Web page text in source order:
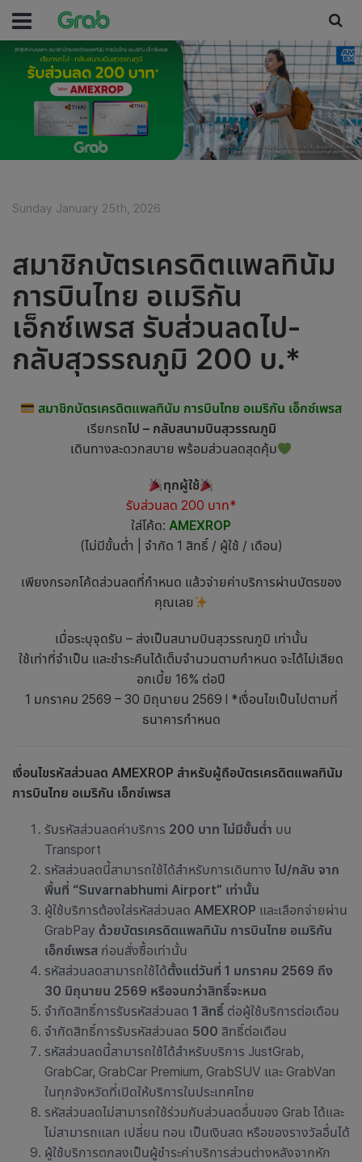
Sunday January 25th, 2026
สมาชิกบัตรเครดิตแพลทินัม
การบินไทย อเมริกัน
เอ็กซ์เพรส รับส่วนลดไป-
กลับสุวรรณภูมิ 200 บ.*
สมาชิกบัตรเครดิตแพลทินัม การบินไทย อเมริกัน เอ็กซ์เพรส
เรียกรถไป – กลับสนามบินสุวรรณภูมิ
เดินทางสะดวกสบาย พร้อมส่วนลดสุดคุ้ม
ทุกผู้ใช้
รับส่วนลด 200 บาท*
ใส่โค้ด: AMEXROP
(ไม่มีขั้นต่ำ | จำกัด 1 สิทธิ์ / ผู้ใช้ / เดือน)
เพียงกรอกโค้ดส่วนลดที่กำหนด แล้วจ่ายค่าบริการผ่านบัตรของ
คุณเลย
เมื่อระบุจุดรับ – ส่งเป็นสนามบินสุวรรณภูมิ เท่านั้น
ใช้เท่าที่จำเป็น และชำระคืนได้เต็มจำนวนตามกำหนด จะได้ไม่เสียด
อกเบี้ย 16% ต่อปี
1 มกราคม 2569 – 30 มิถุนายน 2569 l *เงื่อนไขเป็นไปตามที่
ธนาคารกำหนด
เงื่อนไขรหัสส่วนลด AMEXROP สำหรับผู้ถือบัตรเครดิตแพลทินัม
การบินไทย อเมริกัน เอ็กซ์เพรส
รับรหัสส่วนลดค่าบริการ 200 บาท ไม่มีขั้นต่ำ บน
Transport
รหัสส่วนลดนี้สามารถใช้ได้สำหรับการเดินทาง ไป/กลับ จาก
พื้นที่ “Suvarnabhumi Airport” เท่านั้น
ผู้ใช้บริการต้องใส่รหัสส่วนลด AMEXROP และเลือกจ่ายผ่าน
GrabPay ด้วยบัตรเครดิตแพลทินัม การบินไทย อเมริกัน
เอ็กซ์เพรส ก่อนสั่งซื้อเท่านั้น
รหัสส่วนลดสามารถใช้ได้ตั้งแต่วันที่ 1 มกราคม 2569 ถึง
30 มิถุนายน 2569 หรือจนกว่าสิทธิ์จะหมด
จำกัดสิทธิ์การรับรหัสส่วนลด 1 สิทธิ์ ต่อผู้ใช้บริการต่อเดือน
จำกัดสิทธิ์การรับรหัสส่วนลด 500 สิทธิ์ต่อเดือน
รหัสส่วนลดนี้สามารถใช้ได้สำหรับบริการ JustGrab,
GrabCar, GrabCar Premium, GrabSUV และ GrabVan
ในทุกจังหวัดที่เปิดให้บริการในประเทศไทย
รหัสส่วนลดไม่สามารถใช้ร่วมกับส่วนลดอื่นของ Grab ได้และ
ไม่สามารถแลก เปลี่ยน ทอน เป็นเงินสด หรือของรางวัลอื่นได้
ผู้ใช้บริการตกลงเป็นผู้ชำระค่าบริการส่วนต่างหลังจากหัก